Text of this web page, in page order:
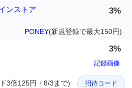
ンストア 3%
PONEY(新規登録で最大150円)
3%
記録画像
3倍125円・8/3まで) 招待コード